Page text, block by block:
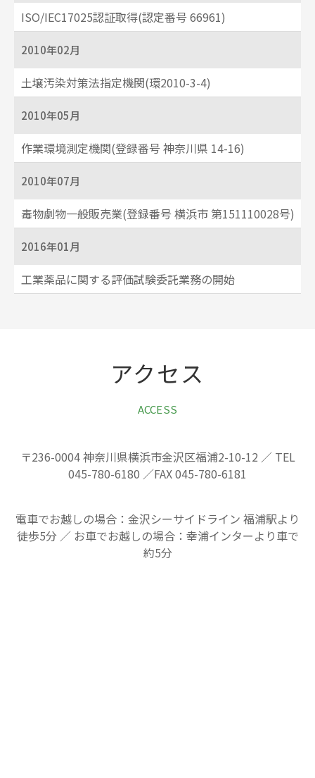
ISO/IEC17025認証取得(認定番号 66961)
2010年02月
土壌汚染対策法指定機関(環2010-3-4)
2010年05月
作業環境測定機関(登録番号 神奈川県 14-16)
2010年07月
毒物劇物一般販売業(登録番号 横浜市 第151110028号)
2016年01月
工業薬品に関する評価試験委託業務の開始
アクセス
ACCESS
〒236-0004 神奈川県横浜市金沢区福浦2-10-12 ／ TEL
045-780-6180 ／FAX 045-780-6181
電車でお越しの場合：金沢シーサイドライン 福浦駅より
徒歩5分 ／ お車でお越しの場合：幸浦インターより車で
約5分